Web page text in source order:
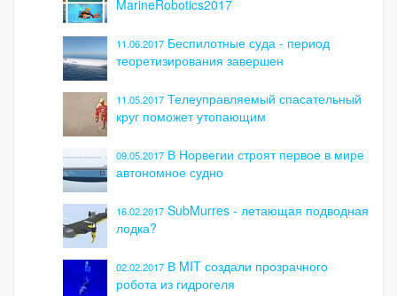
MarineRobotics2017
11.06.2017 Беспилотные суда - период
теоретизирования завершен
11.05.2017 Телеуправляемый спасательный
круг поможет утопающим
09.05.2017 В Норвегии строят первое в мире
автономное судно
16.02.2017 SubMurres - летающая подводная
лодка?
02.02.2017 В MIT создали прозрачного
робота из гидрогеля